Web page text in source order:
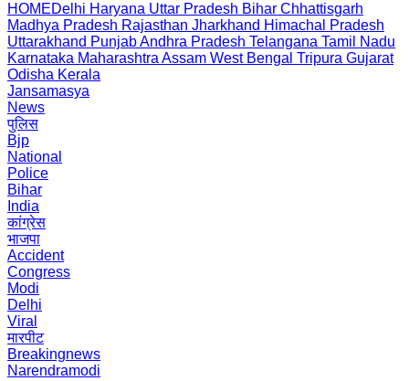
HOMEDelhi Haryana Uttar Pradesh Bihar Chhattisgarh
Madhya Pradesh Rajasthan Jharkhand Himachal Pradesh
Uttarakhand PunjabAndhra Pradesh Telangana Tamil Nadu
Karnataka Maharashtra Assam West Bengal Tripura Gujarat
Odisha Kerala
Jansamasya
News
पुलिस
Bjp
National
Police
Bihar
India
कांग्रेस
भाजपा
Accident
Congress
Modi
Delhi
Viral
मारपीट
Breakingnews
Narendramodi